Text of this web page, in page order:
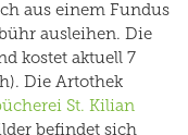
aus einem Fundus
ausleihen. Die
kostet aktuell 7
Die Artothek
St. Kilian
befindet sich